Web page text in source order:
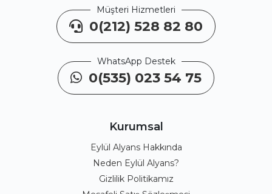
Müşteri Hizmetleri
0(212) 528 82 80
WhatsApp Destek
0(535) 023 54 75
Kurumsal
Eylül Alyans Hakkında
Neden Eylül Alyans?
Gizlilik Politikamız